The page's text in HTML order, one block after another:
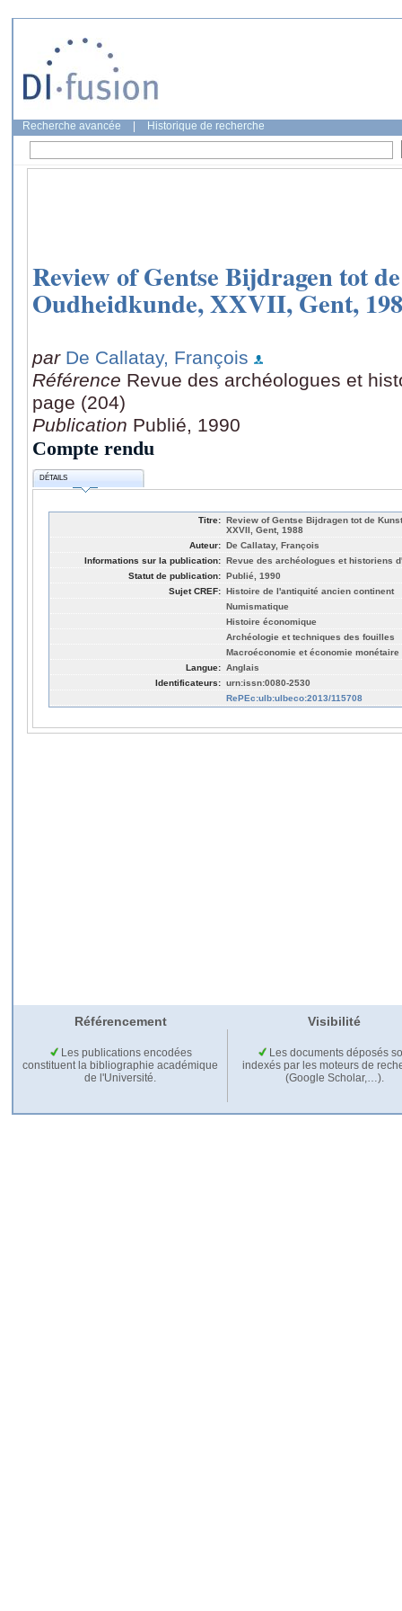
Recherche avancée Historique de recherche
Review of Gentse Bijdragen tot
Oudheidkunde, XXVII, Gent,
par De Callatay, François
Référence Revue des archéologues et
page (204)
Publication Publié, 1990
Compte rendu
DÉTAILS
Titre: Review of Gentse Bijdragen tot de
XXVII, Gent, 1988
Auteur: De Callatay, François
Informations sur la publication: Revue des archéologues et historiens
Statut de publication: Publié, 1990
Sujet CREF: Histoire de l'antiquité ancien continent
Numismatique
Histoire économique
Archéologie et techniques des fouilles
Macroéconomie et économie monétaire
Langue: Anglais
Identificateurs: urn:issn:0080-2530
RePEc:ulb:ulbeco:2013/115708
Référencement Visibilité
Les publications encodées
constituent la bibliographie académique
de l'Université.
Les documents déposés
indexés par les moteurs de
(Google Scholar,…).